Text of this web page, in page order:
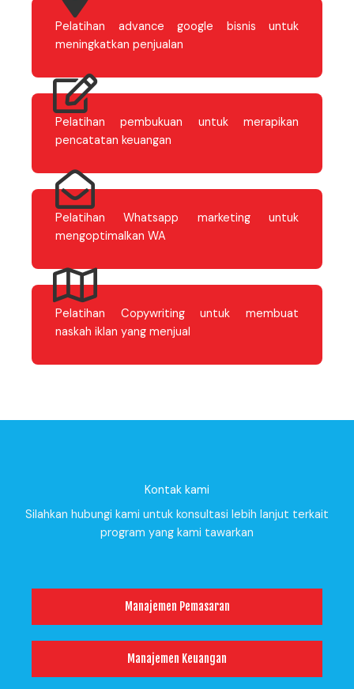
Pelatihan advance google bisnis untuk
meningkatkan penjualan
Pelatihan pembukuan untuk merapikan
pencatatan keuangan
Pelatihan Whatsapp marketing untuk
mengoptimalkan WA
Pelatihan Copywriting untuk membuat
naskah iklan yang menjual
Kontak kami
Silahkan hubungi kami untuk konsultasi lebih lanjut terkait
program yang kami tawarkan
Manajemen Pemasaran
Manajemen Keuangan